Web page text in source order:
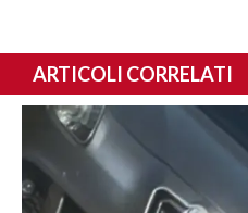
ARTICOLI CORRELATI